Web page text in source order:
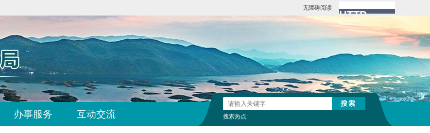
无障碍阅读
搜索热点:
办事服务 互动交流